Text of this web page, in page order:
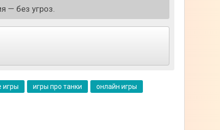
присутствует элемент случайности за
по очереди бросает кости и
у вас фишки к финишу и
— без угроз.
игры игры про танки онлайн игры